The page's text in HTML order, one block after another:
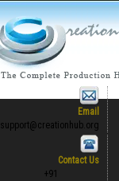
Email
support@creationhub.org
Contact Us
+91